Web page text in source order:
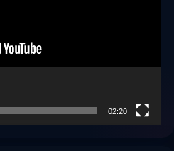
02:20